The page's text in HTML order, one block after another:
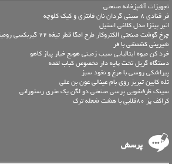
تجهیزات آشپزخانه صنعتی
فر قنادی 8 سینی گردان نان فانتزی و کیک کلوچه
انبر پیتزا مدل کلاغی استیل
چرخ گوشت صنعتی الکتروکار طرح امگا قطر تیغه 22 گیربکسی رومیزی ec76
شیرینی کشمشی با فر
خرد کن میوه ایتالیایی سیب زمینی هویج خیار پیاز کاهو
دستگاه گریل تخت پایه دار مخصوص کباب لقمه
پیراشکی روسی با مرغ و نخود سبز
تله کابین تبریز روی بام عینالی عون بن علی
سینک ظرفشویی پرسی صنعتی دو لگن یک متری رستورانی
کراکف پز 80قلابی با هشت شعله ترک
پرسش